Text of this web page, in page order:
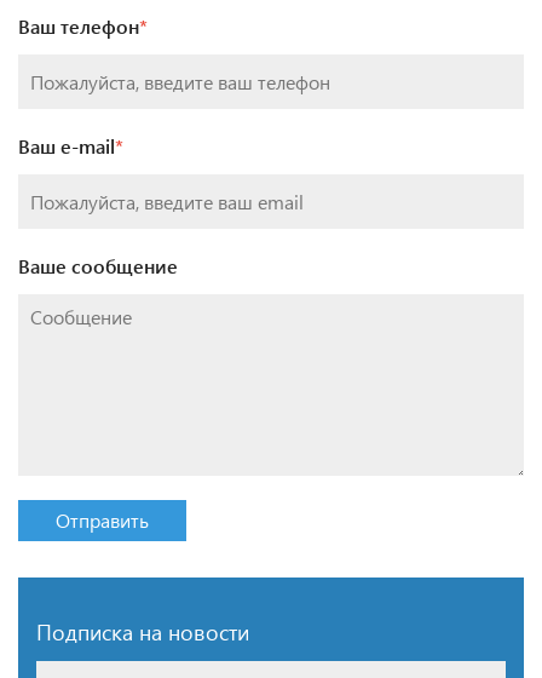
Ваш телефон*
Ваш e-mail*
Ваше сообщение
Отправить
Подписка на новости